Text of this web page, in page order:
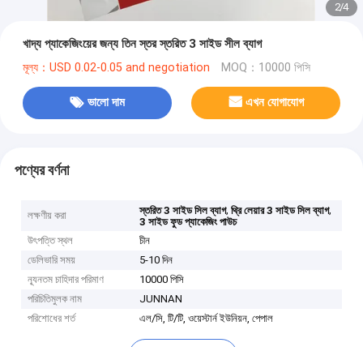
2/4
খাদ্য প্যাকেজিংয়ের জন্য তিন স্তর স্তরিত 3 সাইড সীল ব্যাগ
মূল্য：USD 0.02-0.05 and negotiation MOQ：10000 পিসি
ভালো দাম এখন যোগাযোগ
পণ্যের বর্ণনা
লক্ষণীয় করা স্তরিত 3 সাইড সিল ব্যাগ,থ্রি লেয়ার 3 সাইড সিল ব্যাগ,
3 সাইড ফুড প্যাকেজিং পাউচ
উৎপত্তি স্থল
চীন
ডেলিভারি সময়
5-10 দিন
ন্যূনতম চাহিদার পরিমাণ
10000 পিসি
পরিচিতিমুলক নাম
JUNNAN
পরিশোধের শর্ত
এল/সি, টি/টি, ওয়েস্টার্ন ইউনিয়ন, পেপাল